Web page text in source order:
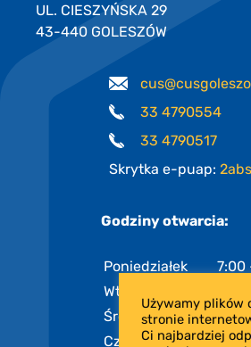
Używamy plików
stronie
Ci najbardziej
UL. CIESZYŃSKA 29
43-440 GOLESZÓW
33 4790554
33 4790517
Skrytka e-puap:
Godziny otwarcia:
Poniedziałek
7:00
Wtorek
Środa
7:00
Czwartek
7:00